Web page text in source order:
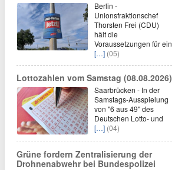
Berlin -
Unionsfraktionschef
Thorsten Frei (CDU)
hält die
Voraussetzungen für ein
[…] (05)
Lottozahlen vom Samstag (08.08.2026)
Saarbrücken - In der
Samstags-Ausspielung
von "6 aus 49" des
Deutschen Lotto- und
[…] (04)
Grüne fordern Zentralisierung der
Drohnenabwehr bei Bundespolizei